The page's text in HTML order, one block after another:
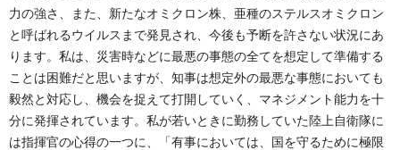
力の強さ、また、新たなオミクロン株、亜種のステルスオミクロン
と呼ばれるウイルスまで発見され、今後も予断を許さない状況にあ
ります。私は、災害時などに最悪の事態の全てを想定して準備する
ことは困難だと思いますが、知事は想定外の最悪な事態においても
毅然と対応し、機会を捉えて打開していく、マネジメント能力を十
分に発揮されています。私が若いときに勤務していた陸上自衛隊に
は指揮官の心得の一つに、「有事においては、国を守るために極限